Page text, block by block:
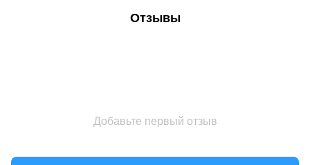
Отзывы
Добавьте первый отзыв